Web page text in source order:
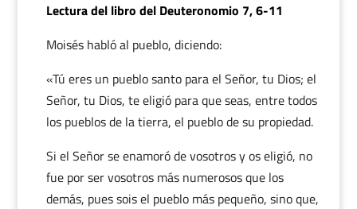
Lectura del libro del Deuteronomio 7, 6-11
Moisés habló al pueblo, diciendo:
«Tú eres un pueblo santo para el Señor, tu Dios; el
Señor, tu Dios, te eligió para que seas, entre todos
los pueblos de la tierra, el pueblo de su propiedad.
Si el Señor se enamoró de vosotros y os eligió, no
fue por ser vosotros más numerosos que los
demás, pues sois el pueblo más pequeño, sino que,